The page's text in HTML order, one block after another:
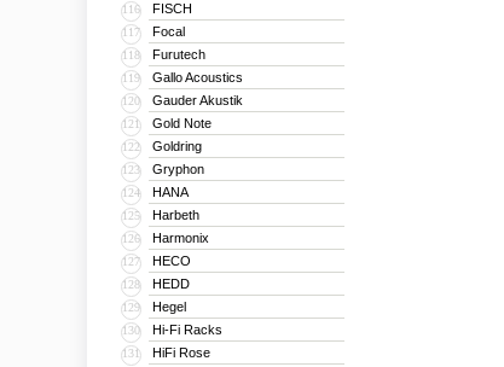
116 FISCH
117 Focal
118 Furutech
119 Gallo Acoustics
120 Gauder Akustik
121 Gold Note
122 Goldring
123 Gryphon
124 HANA
125 Harbeth
126 Harmonix
127 HECO
128 HEDD
129 Hegel
130 Hi-Fi Racks
131 HiFi Rose